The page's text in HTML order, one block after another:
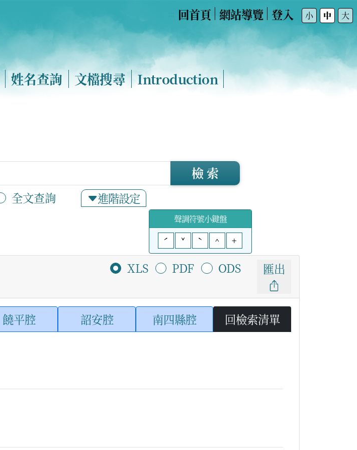
回首頁 網站導覽 登入 小 中 大
姓名查詢 文檔搜尋 Introduction
全文查詢 進階設定
檢 索
聲調符號小鍵盤
ˊ
ˇ ˋ ^ +
XLS PDF ODS 匯出
饒平腔 詔安腔 南四縣腔 回檢索清單